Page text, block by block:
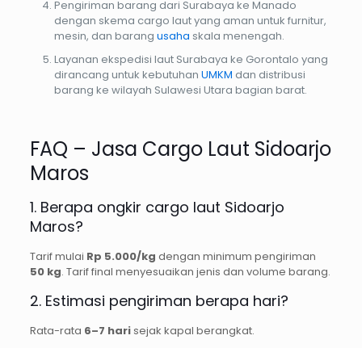
Pengiriman barang dari Surabaya ke Manado
dengan skema cargo laut yang aman untuk furnitur,
mesin, dan barang usaha skala menengah.
Layanan ekspedisi laut Surabaya ke Gorontalo yang
dirancang untuk kebutuhan UMKM dan distribusi
barang ke wilayah Sulawesi Utara bagian barat.
FAQ – Jasa Cargo Laut Sidoarjo
Maros
1. Berapa ongkir cargo laut Sidoarjo
Maros?
Tarif mulai Rp 5.000/kg dengan minimum pengiriman
50 kg. Tarif final menyesuaikan jenis dan volume barang.
2. Estimasi pengiriman berapa hari?
Rata-rata 6–7 harisejak kapal berangkat.